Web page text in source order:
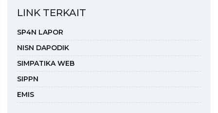
LINK TERKAIT
SP4N LAPOR
NISN DAPODIK
SIMPATIKA WEB
SIPPN
EMIS